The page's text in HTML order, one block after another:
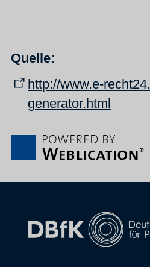
Quelle:
http://www.e-
generator.html